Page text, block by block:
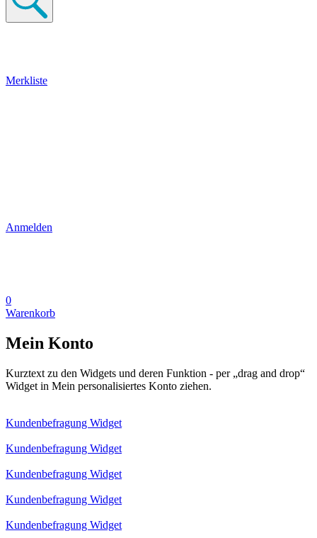
Merkliste
Anmelden
0
Warenkorb
Mein Konto
Kurztext zu den Widgets und deren Funktion - per „drag and drop“
Widget in Mein personalisiertes Konto ziehen.
Kundenbefragung Widget
Kundenbefragung Widget
Kundenbefragung Widget
Kundenbefragung Widget
Kundenbefragung Widget